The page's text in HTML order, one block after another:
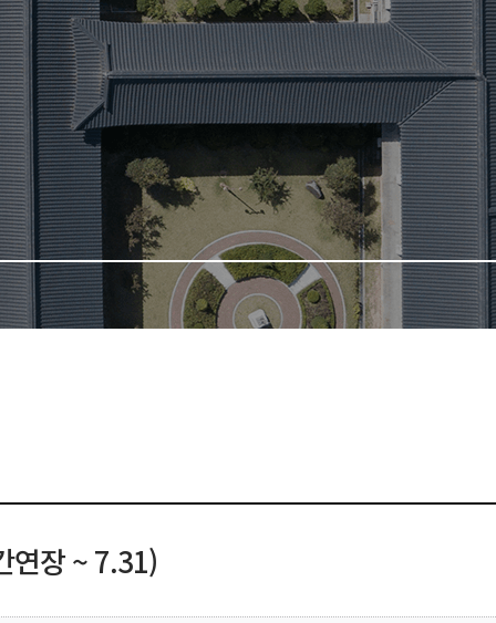
연장 ~ 7.31)